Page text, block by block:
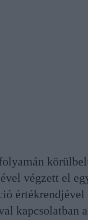
végzett el
értékrendjével
kapcsolatban